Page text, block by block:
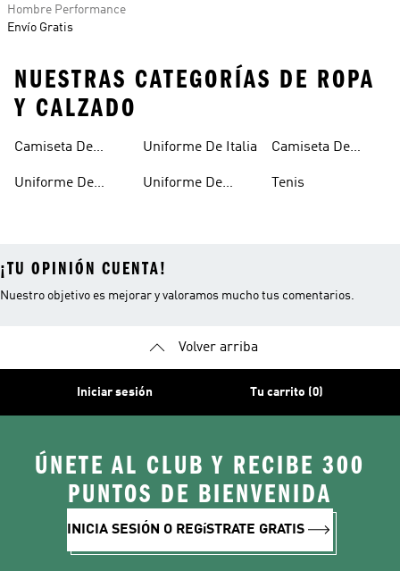
Hombre Performance
Envío Gratis
NUESTRAS CATEGORÍAS DE ROPA
Y CALZADO
Camiseta De
Uniforme De
Uniforme De Italia
Uniforme De
Camiseta De
Tenis
¡TU OPINIÓN CUENTA!
Nuestro objetivo es mejorar y valoramos mucho tus comentarios.
Volver arriba
Iniciar sesión Tu carrito (0)
ÚNETE AL CLUB Y RECIBE 300
PUNTOS DE BIENVENIDA
INICIA SESIÓN O REGíSTRATE GRATIS